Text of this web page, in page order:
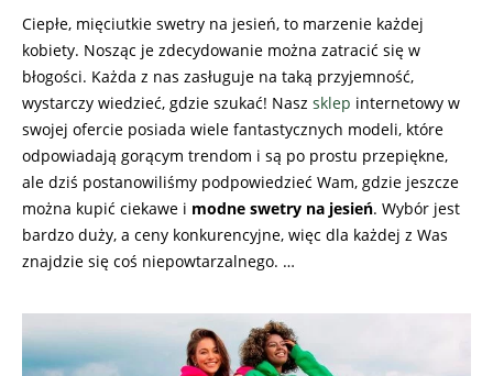
Ciepłe, mięciutkie swetry na jesień, to marzenie każdej
kobiety. Nosząc je zdecydowanie można zatracić się w
błogości. Każda z nas zasługuje na taką przyjemność,
wystarczy wiedzieć, gdzie szukać! Nasz sklep internetowy w
swojej ofercie posiada wiele fantastycznych modeli, które
odpowiadają gorącym trendom i są po prostu przepiękne,
ale dziś postanowiliśmy podpowiedzieć Wam, gdzie jeszcze
można kupić ciekawe i modne swetry na jesień. Wybór jest
bardzo duży, a ceny konkurencyjne, więc dla każdej z Was
znajdzie się coś niepowtarzalnego. …